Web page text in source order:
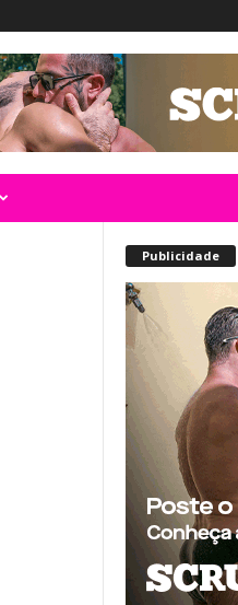
Publicidade